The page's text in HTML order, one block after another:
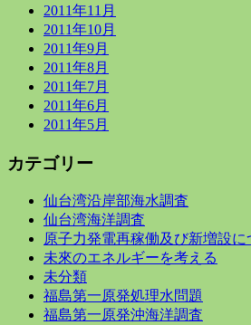
2011年11月
2011年10月
2011年9月
2011年8月
2011年7月
2011年6月
2011年5月
カテゴリー
仙台湾沿岸部海水調査
仙台湾海洋調査
原子力発電再稼働及び新増設に
未來のエネルギーを考える
未分類
福島第一原発処理水問題
福島第一原発沖海洋調査